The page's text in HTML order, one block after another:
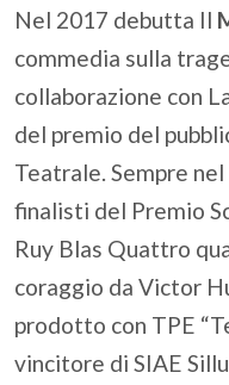
Nel 2017 debutta Il
commedia sulla
collaborazione con
del premio del
Teatrale. Sempre
finalisti del Premio
Ruy Blas Quattro
coraggio da Victor
prodotto con TPE
vincitore di SIAE